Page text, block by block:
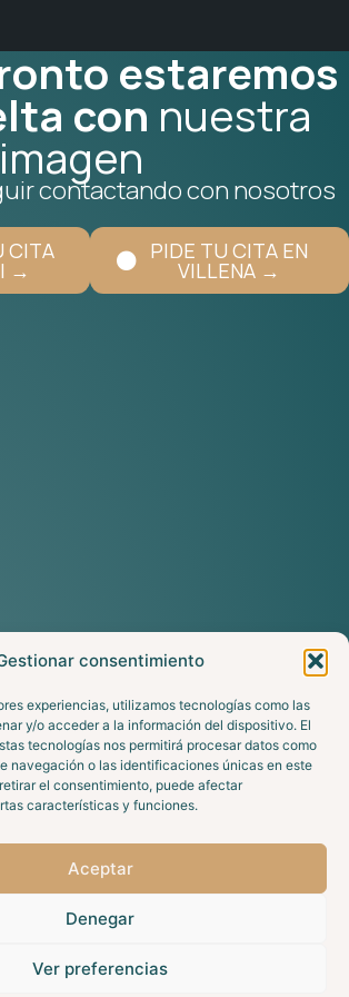
consentimiento
experiencias, utilizamos tecnologías como las
y/o acceder a la información del dispositivo. El
tecnologías nos permitirá procesar datos como
navegación o las identificaciones únicas en este
el consentimiento, puede afectar
características y funciones.
Aceptar
Denegar
Ver preferencias
estaremos
con nuestra
contactando con nosotros
CITA
→
PIDE TU CITA EN
VILLENA →